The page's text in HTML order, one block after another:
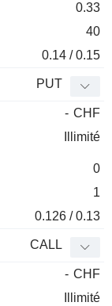
0.33
40
0.14 / 0.15
PUT
- CHF
Illimité
0
1
0.126 / 0.13
CALL
- CHF
Illimité